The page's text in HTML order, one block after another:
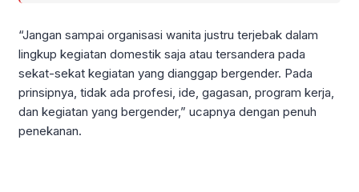
“Jangan sampai organisasi wanita justru terjebak dalam
lingkup kegiatan domestik saja atau tersandera pada
sekat-sekat kegiatan yang dianggap bergender. Pada
prinsipnya, tidak ada profesi, ide, gagasan, program kerja,
dan kegiatan yang bergender,” ucapnya dengan penuh
penekanan.